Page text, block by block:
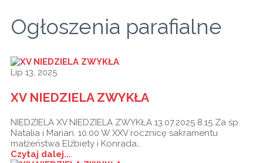
Ogłoszenia parafialne
Lip 13, 2025
XV NIEDZIELA ZWYKŁA
NIEDZIELA XV NIEDZIELA ZWYKŁA 13.07.2025 8.15 Za śp.
Natalia i Marian. 10.00 W XXV rocznicę sakramentu
małżeństwa Elżbiety i Konrada…
Czytaj dalej...